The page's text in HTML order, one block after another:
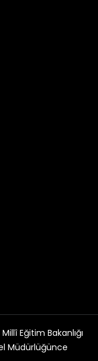
Eğitim Bakanlığı
Müdürlüğünce